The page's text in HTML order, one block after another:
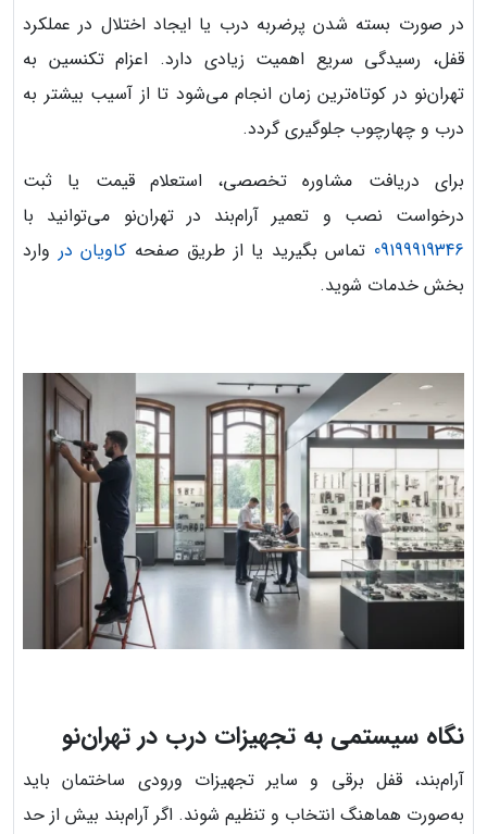
در صورت بسته شدن پرضربه درب یا ایجاد اختلال در عملکرد
قفل، رسیدگی سریع اهمیت زیادی دارد. اعزام تکنسین به
تهران‌نو در کوتاه‌ترین زمان انجام می‌شود تا از آسیب بیشتر به
درب و چهارچوب جلوگیری گردد.
برای دریافت مشاوره تخصصی، استعلام قیمت یا ثبت
درخواست نصب و تعمیر آرام‌بند در تهران‌نو می‌توانید با
09199919346 تماس بگیرید یا از طریق صفحه کاویان در وارد
بخش خدمات شوید.
نگاه سیستمی به تجهیزات درب در تهران‌نو
آرام‌بند، قفل برقی و سایر تجهیزات ورودی ساختمان باید
به‌صورت هماهنگ انتخاب و تنظیم شوند. اگر آرام‌بند بیش از حد